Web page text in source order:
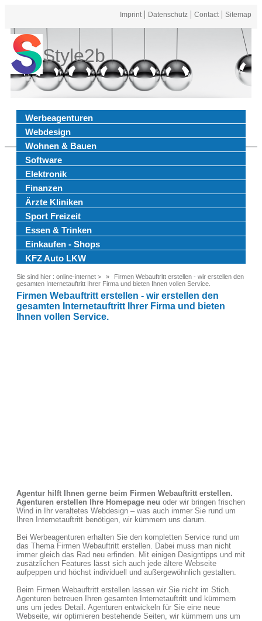
Imprint Datenschutz Contact Sitemap
Style2b
Werbeagenturen
Webdesign
Wohnen & Bauen
Software
Elektronik
Finanzen
Ärzte Kliniken
Sport Freizeit
Essen & Trinken
Einkaufen - Shops
KFZ Auto LKW
Sie sind hier : online-internet >
Firmen Webauftritt erstellen - wir erstellen den
gesamten Internetauftritt Ihrer Firma und bieten Ihnen vollen Service.
Firmen Webauftritt erstellen - wir erstellen den
gesamten Internetauftritt Ihrer Firma und bieten
Ihnen vollen Service.
Agentur hilft Ihnen gerne beim Firmen Webauftritt erstellen.
Agenturen erstellen Ihre Homepage neu oder wir bringen frischen
Wind in Ihr veraltetes Webdesign – was auch immer Sie rund um
Ihren Internetauftritt benötigen, wir kümmern uns darum.
Bei Werbeagenturen erhalten Sie den kompletten Service rund um
das Thema Firmen Webauftritt erstellen. Dabei muss man nicht
immer gleich das Rad neu erfinden. Mit einigen Designtipps und mit
zusätzlichen Features lässt sich auch jede ältere Webseite
aufpeppen und höchst individuell und außergewöhnlich gestalten.
Beim Firmen Webauftritt erstellen lassen wir Sie nicht im Stich.
Agenturen betreuen Ihren gesamten Internetauftritt und kümmern
uns um jedes Detail. Agenturen entwickeln für Sie eine neue
Webseite, wir optimieren bestehende Seiten, wir kümmern uns um